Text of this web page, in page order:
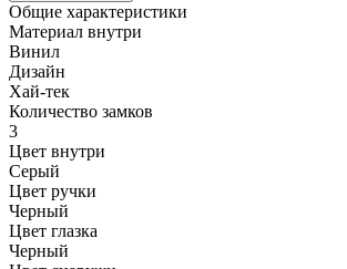
Общие характеристики
Материал внутри
Винил
Дизайн
Хай-тек
Количество замков
3
Цвет внутри
Серый
Цвет ручки
Черный
Цвет глазка
Черный